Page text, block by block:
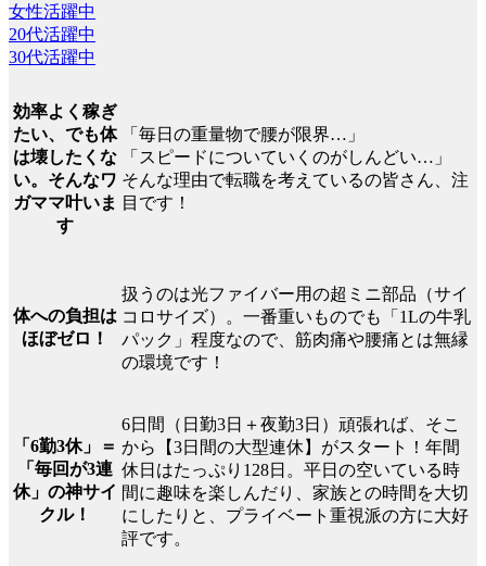
女性活躍中
20代活躍中
30代活躍中
効率よく稼ぎ
たい、でも体
は壊したくな
い。そんなワ
ガママ叶いま
す
「毎日の重量物で腰が限界…」
「スピードについていくのがしんどい…」
そんな理由で転職を考えているの皆さん、注
目です！
体への負担は
ほぼゼロ！
扱うのは光ファイバー用の超ミニ部品（サイ
コロサイズ）。一番重いものでも「1Lの牛乳
パック」程度なので、筋肉痛や腰痛とは無縁
の環境です！
「6勤3休」＝
「毎回が3連
休」の神サイ
クル！
6日間（日勤3日＋夜勤3日）頑張れば、そこ
から【3日間の大型連休】がスタート！年間
休日はたっぷり128日。平日の空いている時
間に趣味を楽しんだり、家族との時間を大切
にしたりと、プライベート重視派の方に大好
評です。